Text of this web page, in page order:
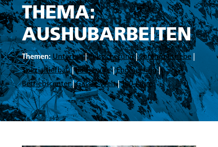
THEMA:
AUSHUBARBEITEN
Themen:Untertag|Felssicherung|Sprengbetriebe|
Spezialtiefbau|Bauservice|Engineering|
Betriebscenter|Gasser Welt|100 Jahre